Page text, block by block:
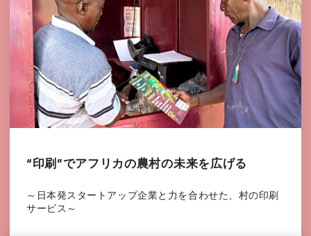
“印刷”でアフリカの農村の未来を広げる
～日本発スタートアップ企業と力を合わせた、村の印刷
サービス～